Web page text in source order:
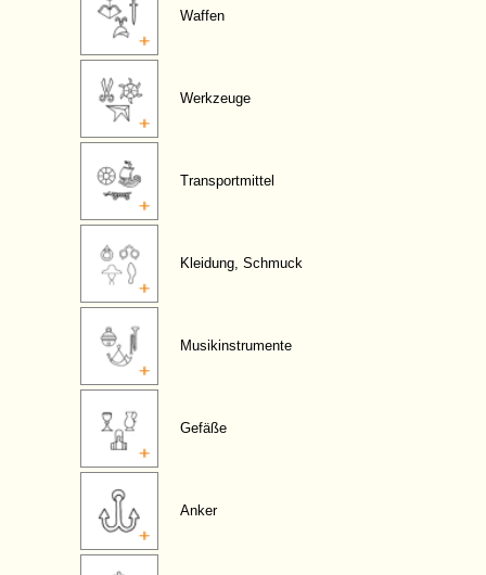
Waffen
Werkzeuge
Transportmittel
Kleidung, Schmuck
Musikinstrumente
Gefäße
Anker